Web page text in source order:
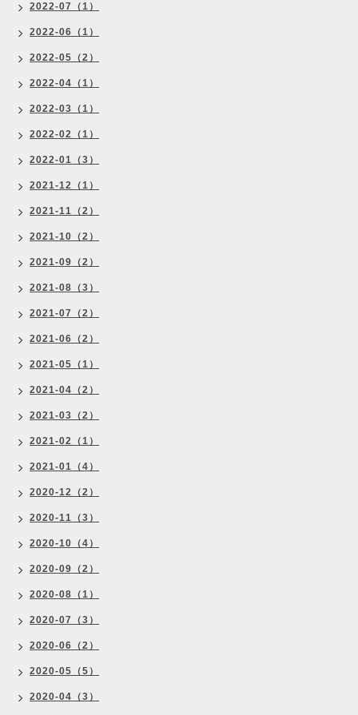
2022-07（1）
2022-06（1）
2022-05（2）
2022-04（1）
2022-03（1）
2022-02（1）
2022-01（3）
2021-12（1）
2021-11（2）
2021-10（2）
2021-09（2）
2021-08（3）
2021-07（2）
2021-06（2）
2021-05（1）
2021-04（2）
2021-03（2）
2021-02（1）
2021-01（4）
2020-12（2）
2020-11（3）
2020-10（4）
2020-09（2）
2020-08（1）
2020-07（3）
2020-06（2）
2020-05（5）
2020-04（3）